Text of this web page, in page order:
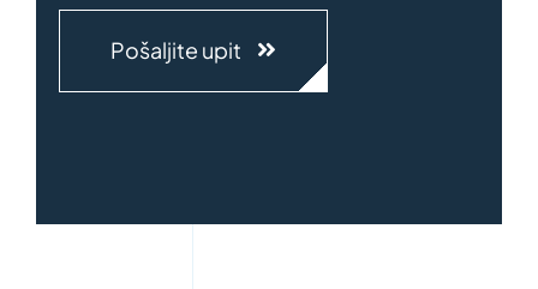
Pošaljite upit